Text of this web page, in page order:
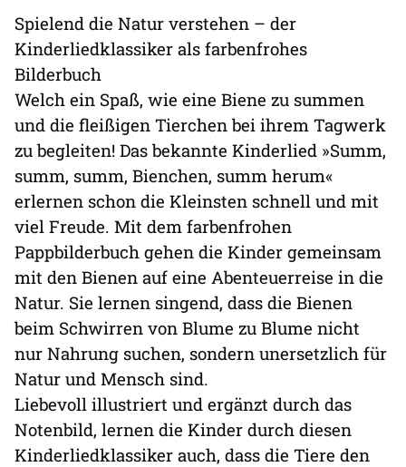
Spielend die Natur verstehen – der
Kinderliedklassiker als farbenfrohes
Bilderbuch
Welch ein Spaß, wie eine Biene zu summen
und die fleißigen Tierchen bei ihrem Tagwerk
zu begleiten! Das bekannte Kinderlied »Summ,
summ, summ, Bienchen, summ herum«
erlernen schon die Kleinsten schnell und mit
viel Freude. Mit dem farbenfrohen
Pappbilderbuch gehen die Kinder gemeinsam
mit den Bienen auf eine Abenteuerreise in die
Natur. Sie lernen singend, dass die Bienen
beim Schwirren von Blume zu Blume nicht
nur Nahrung suchen, sondern unersetzlich für
Natur und Mensch sind.
Liebevoll illustriert und ergänzt durch das
Notenbild, lernen die Kinder durch diesen
Kinderliedklassiker auch, dass die Tiere den